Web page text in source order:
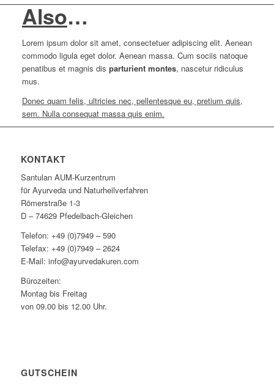
Also…
Lorem ipsum dolor sit amet, consectetuer adipiscing elit. Aenean
commodo ligula eget dolor. Aenean massa. Cum sociis natoque
penatibus et magnis dis parturient montes, nascetur ridiculus
mus.
Donec quam felis, ultricies nec, pellentesque eu, pretium quis,
sem. Nulla consequat massa quis enim.
KONTAKT
Santulan AUM-Kurzentrum
für Ayurveda und Naturheilverfahren
Römerstraße 1-3
D – 74629 Pfedelbach-Gleichen
Telefon: +49 (0)7949 – 590
Telefax: +49 (0)7949 – 2624
E-Mail: info@ayurvedakuren.com
Bürozeiten:
Montag bis Freitag
von 09.00 bis 12.00 Uhr.
GUTSCHEIN